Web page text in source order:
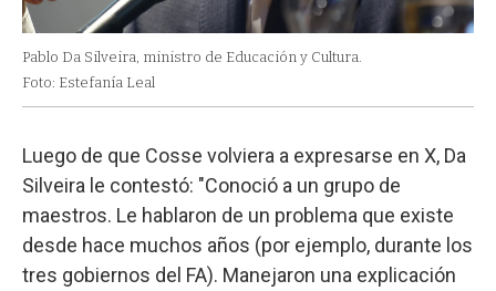
Pablo Da Silveira, ministro de Educación y Cultura.
Foto: Estefanía Leal
Luego de que Cosse volviera a expresarse en X, Da
Silveira le contestó: "Conoció a un grupo de
maestros. Le hablaron de un problema que existe
desde hace muchos años (por ejemplo, durante los
tres gobiernos del FA). Manejaron una explicación